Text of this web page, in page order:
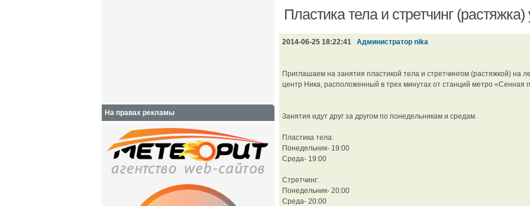
Пластика тела и стретчинг
2014-06-25 18:22:41
Администратор nika
Приглашаем на занятия пластикой тела и стретчингом (растяжкой) на
центр Ника, расположенный в трех минутах от станций метро «Сенная
Занятия идут друг за другом по понедельникам и средам.
Пластика тела:
Понедельник- 19:00
Среда- 19:00
Стретчинг:
Понедельник- 20:00
Среда- 20:00
На правах рекламы